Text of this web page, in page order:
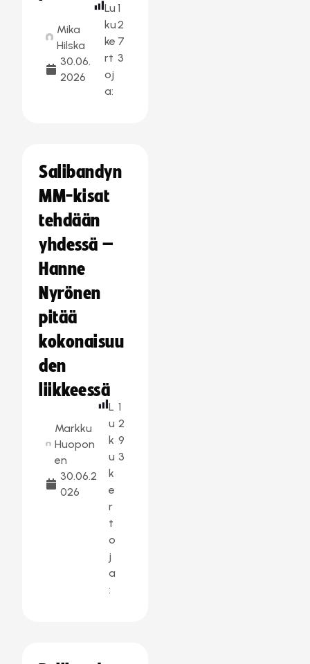
Mika
Hilska
30.06.
2026
Lu
ku
ke
rt
oj
a:
1
2
7
3
Salibandyn
MM-kisat
tehdään
yhdessä –
Hanne
Nyrönen
pitää
kokonaisuu
den
liikkeessä
Markku
Huopon
en
30.06.2
026
L
u
k
u
k
e
r
t
o
j
a
:
1
2
9
3